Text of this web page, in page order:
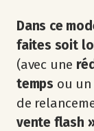
Dans ce
faites soit
(avec une
temps ou un
de
vente flash